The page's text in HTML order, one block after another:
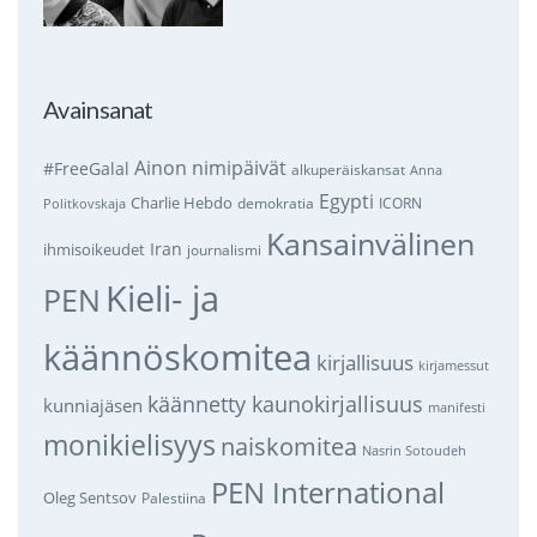
Avainsanat
#FreeGalal Ainon nimipäivät alkuperäiskansat Anna
Politkovskaja Charlie Hebdo demokratia Egypti ICORN
ihmisoikeudet Iran journalismi Kansainvälinen
PEN Kieli- ja
käännöskomitea kirjallisuus kirjamessut
kunniajäsen käännetty kaunokirjallisuus manifesti
monikielisyys naiskomitea Nasrin Sotoudeh
Oleg Sentsov Palestiina PEN International